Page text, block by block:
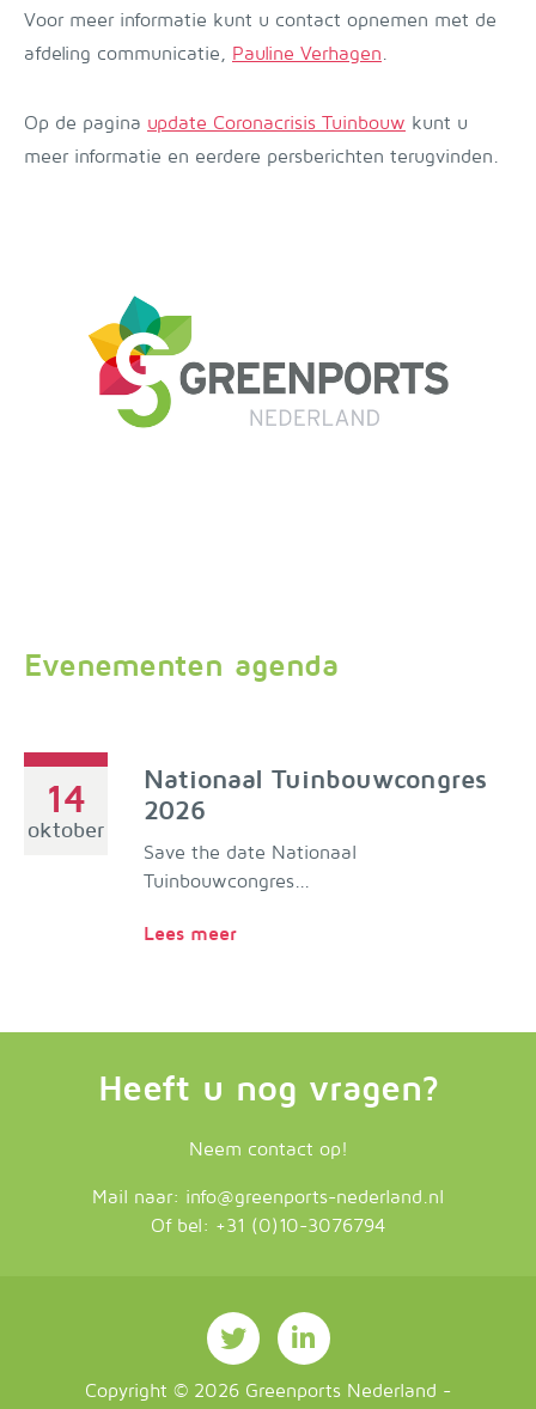
Voor meer informatie kunt u contact opnemen met de
afdeling communicatie, Pauline Verhagen.
Op de pagina update Coronacrisis Tuinbouw kunt u
meer informatie en eerdere persberichten terugvinden.
Evenementen agenda
14
oktober
Nationaal Tuinbouwcongres
2026
Save the date Nationaal
Tuinbouwcongres...
Lees meer
Heeft u nog vragen?
Neem contact op!
Mail naar: info@greenports-nederland.nl
Of bel: +31 (0)10-3076794
Copyright © 2026 Greenports Nederland -